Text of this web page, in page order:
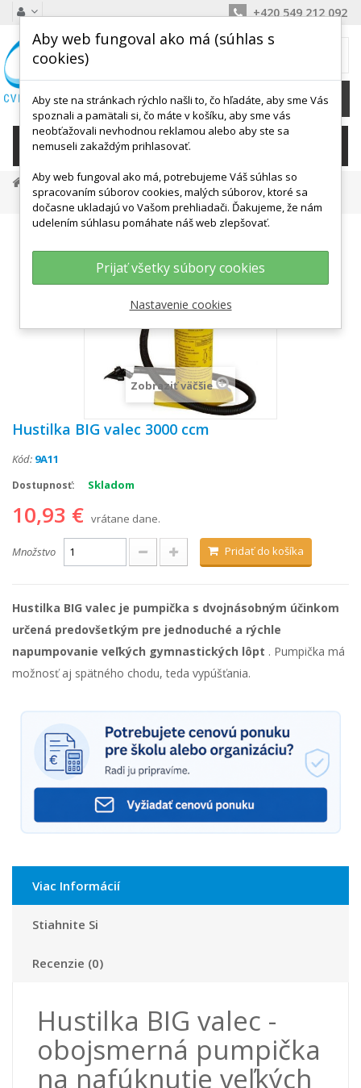
+420 549 212 092
KATEGÓRIE
Gymnastické Lopty
Doplnky K Loptám
Hustilky, Pumpičky
Hustilka BIG Valec 3000 Ccm
Zobraziť väčšie
Hustilka BIG valec 3000 ccm
Kód: 9A11
Dostupnosť: Skladom
10,93 € vrátane dane.
Množstvo Pridať do košíka
Hustilka BIG valec je pumpička s dvojnásobným účinkom
určená predovšetkým pre jednoduché a rýchle
napumpovanie veľkých gymnastických lôpt . Pumpička má
možnosť aj spätného chodu, teda vypúšťania.
Viac Informácií
Stiahnite Si
Recenzie (0)
Hustilka BIG valec -
obojsmerná pumpička
na nafúknutie veľkých
Aby web fungoval ako má (súhlas s
cookies)
Aby ste na stránkach rýchlo našli to, čo hľadáte, aby sme Vás
spoznali a pamätali si, čo máte v košíku, aby sme vás
neobťažovali nevhodnou reklamou alebo aby ste sa
nemuseli zakaždým prihlasovať.
Aby web fungoval ako má, potrebujeme Váš súhlas so
spracovaním súborov cookies, malých súborov, ktoré sa
dočasne ukladajú vo Vašom prehliadači. Ďakujeme, že nám
udelením súhlasu pomáhate náš web zlepšovať.
Prijať všetky súbory cookies
Nastavenie cookies